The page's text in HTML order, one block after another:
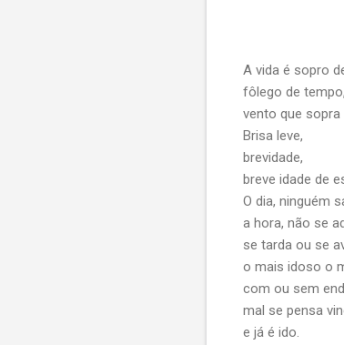
A vida é sopro
fôlego de tempo,
vento que sopra
Brisa leve,
brevidade,
breve idade de
O dia, ninguém
a hora, não se
se tarda ou se
o mais idoso o
com ou sem
mal se pensa
e já é ido.